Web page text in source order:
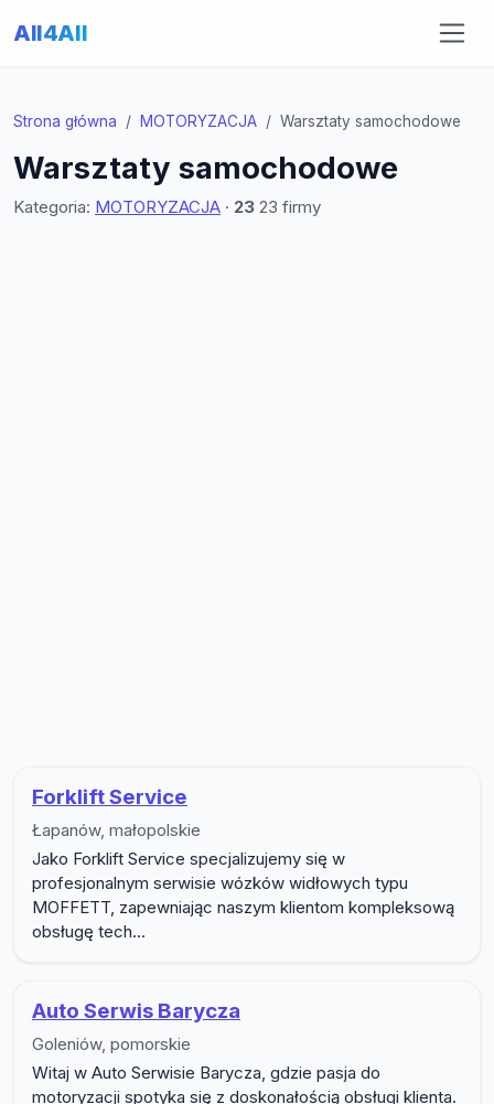
All4All
Strona główna MOTORYZACJA Warsztaty samochodowe
Warsztaty samochodowe
Kategoria: MOTORYZACJA · 23 23 firmy
Forklift Service
Łapanów, małopolskie
Jako Forklift Service specjalizujemy się w
profesjonalnym serwisie wózków widłowych typu
MOFFETT, zapewniając naszym klientom kompleksową
obsługę tech...
Auto Serwis Barycza
Goleniów, pomorskie
Witaj w Auto Serwisie Barycza, gdzie pasja do
motoryzacji spotyka się z doskonałością obsługi klienta.